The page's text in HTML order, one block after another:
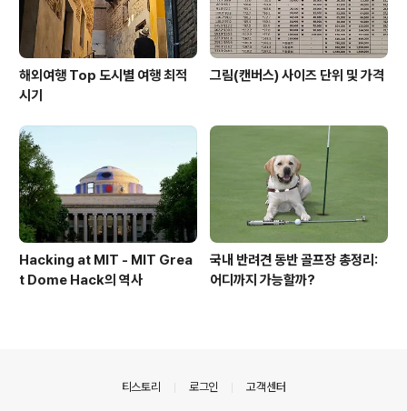
해외여행 Top 도시별 여행 최적
시기
그림(캔버스) 사이즈 단위 및 가격
Hacking at MIT - MIT Grea
t Dome Hack의 역사
국내 반려견 동반 골프장 총정리:
어디까지 가능할까?
티스토리 로그인 고객센터